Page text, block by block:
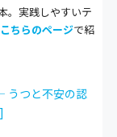
。実践しやすいテ
こちらのページで紹
うつと不安の認